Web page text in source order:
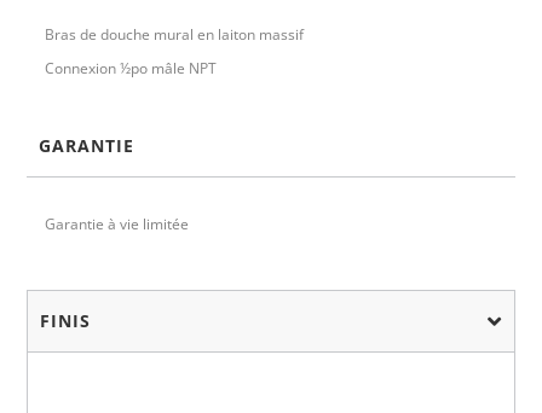
Bras de douche mural en laiton massif
Connexion ½po mâle NPT
GARANTIE
Garantie à vie limitée
FINIS